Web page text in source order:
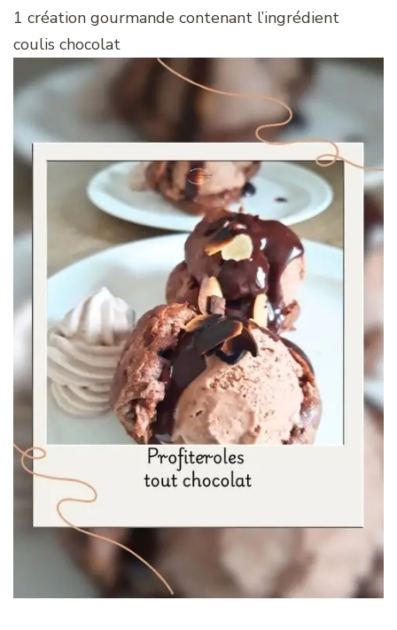
1 création gourmande contenant l’ingrédient
coulis chocolat